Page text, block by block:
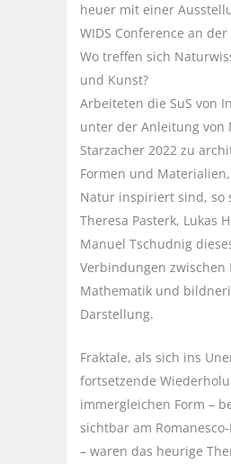
heuer mit einer
WIDS Conference an
Wo treffen sich
und Kunst?
Arbeiteten die SuS von
unter der Anleitung von
Starzacher 2022 zu
Formen und
Natur inspiriert sind, so
Theresa Pasterk, Lukas
Manuel Tschudnig
Verbindungen zwischen
Mathematik und
Darstellung.
Fraktale, als sich ins
fortsetzende
immergleichen Form –
sichtbar am
– waren das heurige